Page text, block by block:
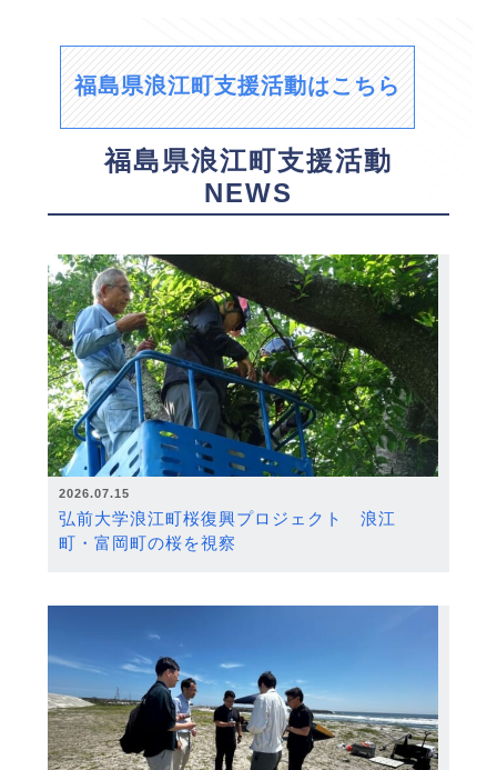
福島県浪江町支援活動はこちら
福島県浪江町支援活動
NEWS
2026.07.15
弘前大学浪江町桜復興プロジェクト 浪江
町・富岡町の桜を視察